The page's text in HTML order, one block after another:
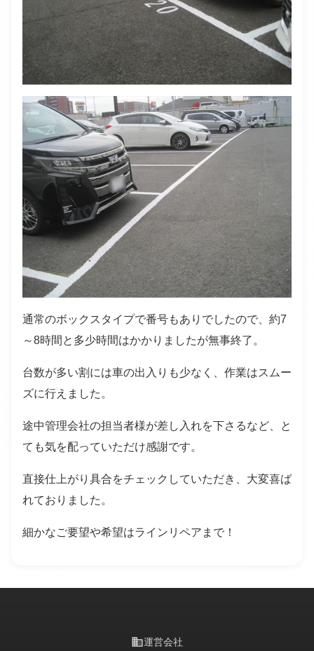
通常のボックスタイプで番号もありでしたので、約7
～8時間と多少時間はかかりましたが無事終了。
台数が多い割には車の出入りも少なく、作業はスムー
ズに行えました。
途中管理会社の担当者様が差し入れを下さるなど、と
ても気を配っていただけ感謝です。
直接仕上がり具合をチェックしていただき、大変喜ば
れておりました。
細かなご要望や希望はラインリペアまで！
business運営会社